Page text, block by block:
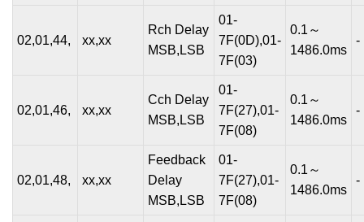
02,01,44, xx,xx
Rch Delay
MSB,LSB
01-
7F(0D),01-
7F(03)
0.1～
1486.0ms
-
02,01,46, xx,xx
Cch Delay
MSB,LSB
01-
7F(27),01-
7F(08)
0.1～
1486.0ms
-
02,01,48, xx,xx
Feedback
Delay
MSB,LSB
01-
7F(27),01-
7F(08)
0.1～
1486.0ms
-